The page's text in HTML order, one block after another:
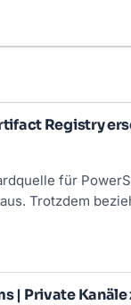
Registry
für
Trotzdem
| Private